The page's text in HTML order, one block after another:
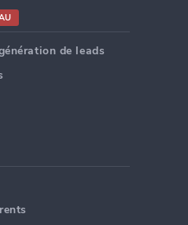
de leads